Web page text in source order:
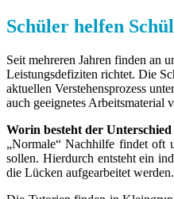
Schüler helfen
Seit mehreren Jahren finden an
Leistungsdefiziten richtet. Die
aktuellen Verstehensprozess
auch geeignetes Arbeitsmaterial
Worin besteht der
„Normale“ Nachhilfe findet oft
sollen. Hierdurch entsteht ein
die Lücken aufgearbeitet werden.